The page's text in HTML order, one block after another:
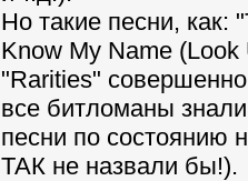
Но такие песни, как:
Know My Name
"Rarities"
все битломаны
песни по состоянию
ТАК не назвали бы!).